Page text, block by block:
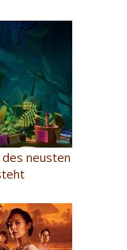
neusten